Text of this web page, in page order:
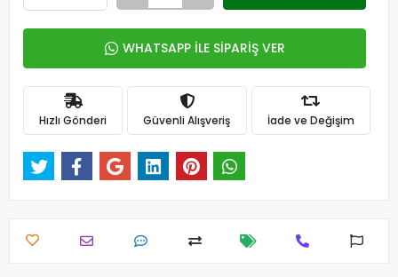
WHATSAPP İLE SİPARİŞ VER
Hızlı Gönderi Güvenli Alışveriş İade ve Değişim